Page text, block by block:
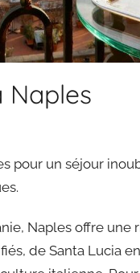
Naples
pour un séjour
Naples offre
de Santa Lucia